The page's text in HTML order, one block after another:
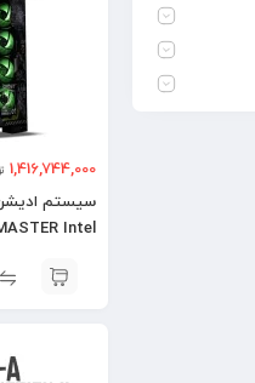
1,416,744,000
Intel